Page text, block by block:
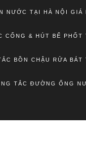
NƯỚC TẠI HÀ NỘI GIÁ
CỐNG & HÚT BỂ PHỐT
BỒN CHẬU RỬA BÁT
TẮC ĐƯỜNG ỐNG